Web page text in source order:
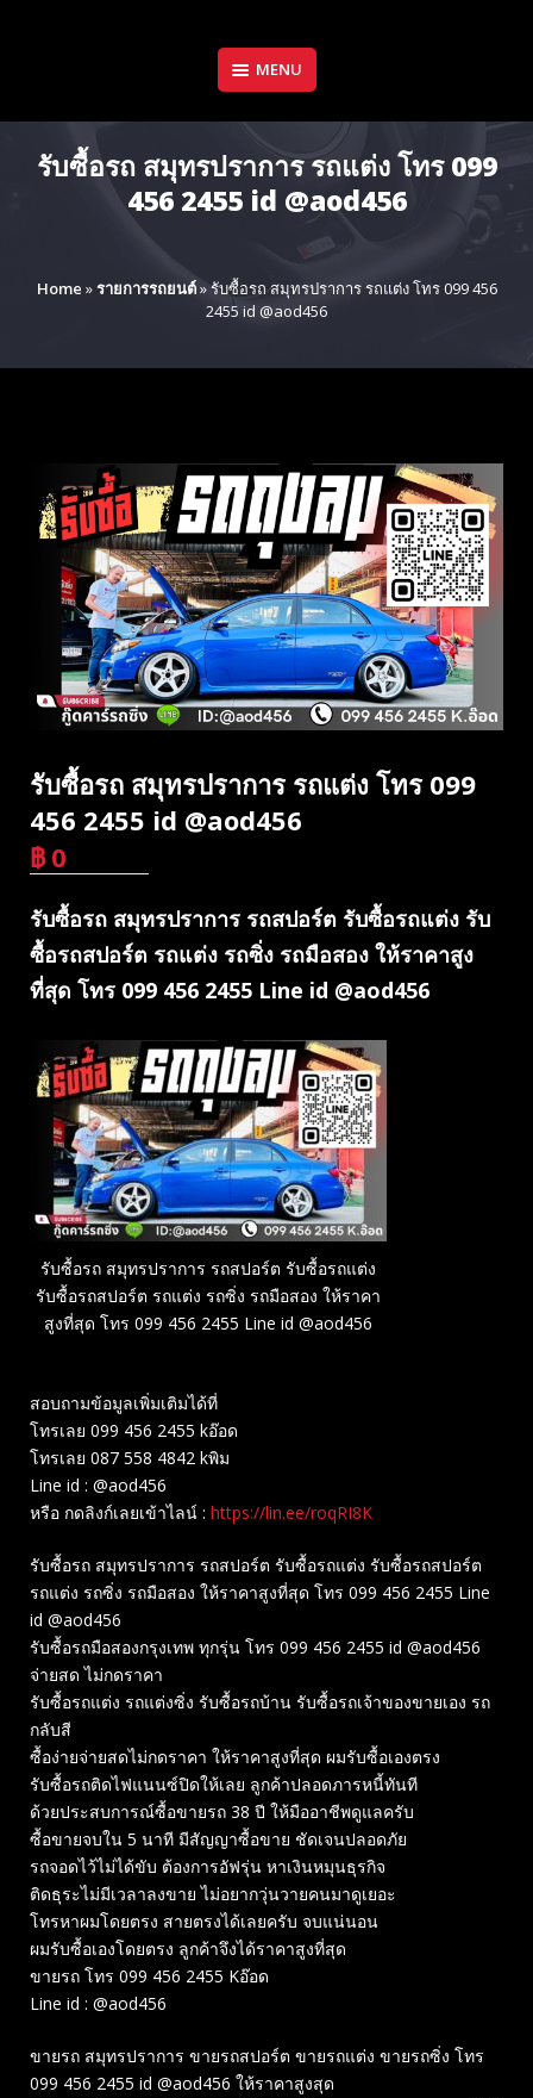
MENU
รับซื้อรถ สมุทรปราการ รถแต่ง โทร 099
456 2455 id @aod456
Home »รายการรถยนต์»รับซื้อรถ สมุทรปราการ รถแต่ง โทร 099 456
2455 id @aod456
รับซื้อรถ สมุทรปราการ รถแต่ง โทร 099
456 2455 id @aod456
฿ 0
รับซื้อรถ สมุทรปราการ รถสปอร์ต รับซื้อรถแต่ง รับ
ซื้อรถสปอร์ต รถแต่ง รถซิ่ง รถมือสอง ให้ราคาสูง
ที่สุด โทร 099 456 2455 Line id @aod456
รับซื้อรถ สมุทรปราการ รถสปอร์ต รับซื้อรถแต่ง
รับซื้อรถสปอร์ต รถแต่ง รถซิ่ง รถมือสอง ให้ราคา
สูงที่สุด โทร 099 456 2455 Line id @aod456
สอบถามข้อมูลเพิ่มเติมได้ที่
โทรเลย 099 456 2455 kอ๊อด
โทรเลย 087 558 4842 kพิม
Line id : @aod456
หรือ กดลิงก์เลยเข้าไลน์ : https://lin.ee/roqRI8K
รับซื้อรถ สมุทรปราการ รถสปอร์ต รับซื้อรถแต่ง รับซื้อรถสปอร์ต
รถแต่ง รถซิ่ง รถมือสอง ให้ราคาสูงที่สุด โทร 099 456 2455 Line
id @aod456
รับซื้อรถมือสองกรุงเทพ ทุกรุ่น โทร 099 456 2455 id @aod456
จ่ายสด ไม่กดราคา
รับซื้อรถแต่ง รถแต่งซิ่ง รับซื้อรถบ้าน รับซื้อรถเจ้าของขายเอง รถ
กลับสี
ซื้อง่ายจ่ายสดไม่กดราคา ให้ราคาสูงที่สุด ผมรับซื้อเองตรง
รับซื้อรถติดไฟแนนซ์ปิดให้เลย ลูกค้าปลอดภารหนี้ทันที
ด้วยประสบการณ์ซื้อขายรถ 38 ปี ให้มืออาชีพดูแลครับ
ซื้อขายจบใน 5 นาที มีสัญญาซื้อขาย ชัดเจนปลอดภัย
รถจอดไว้ไม่ได้ขับ ต้องการอัฟรุ่น หาเงินหมุนธุรกิจ
ติดธุระไม่มีเวลาลงขาย ไม่อยากวุ่นวายคนมาดูเยอะ
โทรหาผมโดยตรง สายตรงได้เลยครับ จบแน่นอน
ผมรับซื้อเองโดยตรง ลูกค้าจึงได้ราคาสูงที่สุด
ขายรถ โทร 099 456 2455 Kอ๊อด
Line id : @aod456
ขายรถ สมุทรปราการ ขายรถสปอร์ต ขายรถแต่ง ขายรถซิ่ง โทร
099 456 2455 id @aod456 ให้ราคาสูงสุด